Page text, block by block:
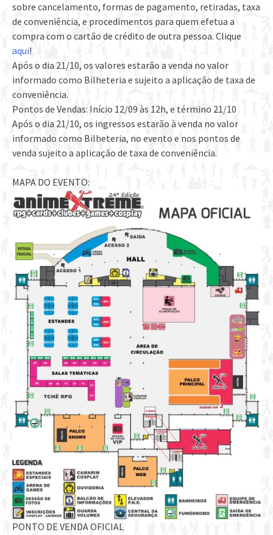
sobre cancelamento, formas de pagamento, retiradas, taxa
de conveniência, e procedimentos para quem efetua a
compra com o cartão de crédito de outra pessoa. Clique
aqui!
Após o dia 21/10, os valores estarão a venda no valor
informado como Bilheteria e sujeito a aplicação de taxa de
conveniência.
Pontos de Vendas: Início 12/09 às 12h, e término 21/10
Após o dia 21/10, os ingressos estarão à venda no valor
informado como Bilheteria, no evento e nos pontos de
venda sujeito a aplicação de taxa de conveniência.
MAPA DO EVENTO:
PONTO DE VENDA OFICIAL